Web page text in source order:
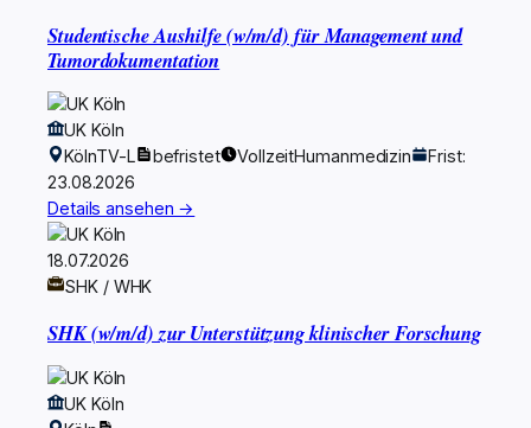
Studentische Aushilfe (w/m/d) für Management und
Tumordokumentation
UK Köln
KölnTV-L befristet VollzeitHumanmedizin
Frist:
23.08.2026
Details ansehen →
18.07.2026
SHK / WHK
SHK (w/m/d) zur Unterstützung klinischer Forschung
UK Köln